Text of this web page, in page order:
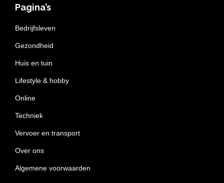
Pagina’s
Bedrijfsleven
Gezondheid
Huis en tuin
Lifestyle & hobby
Online
Techniek
Vervoer en transport
Over ons
Algemene voorwaarden